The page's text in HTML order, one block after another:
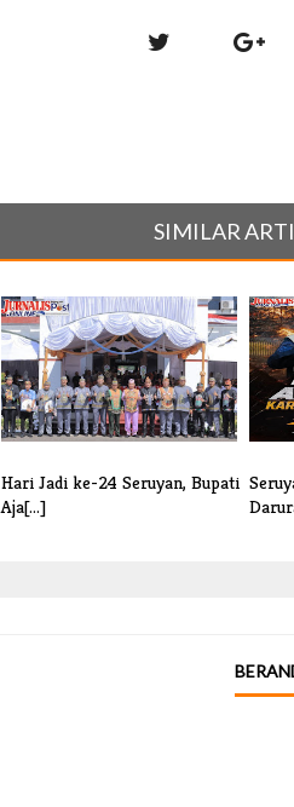
SIMILAR
Hari Jadi ke-24 Seruyan, Bupati
Aja[...]